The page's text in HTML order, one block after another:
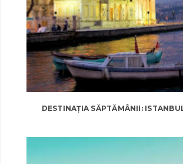
DESTINAȚIA SĂPTĂMÂNII: